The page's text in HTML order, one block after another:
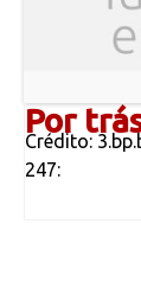
Por
Crédito:
247: